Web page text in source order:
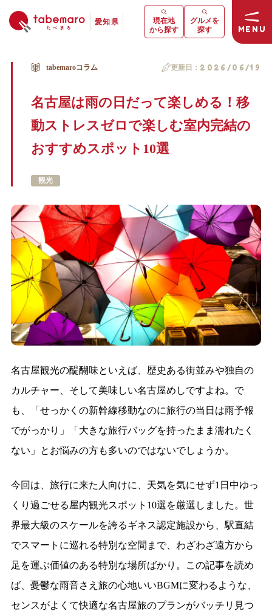
愛知県
MENU
現在地
から探す
グルメを
探す
tabemaroコラム 更新日： 2026/06/19
名古屋は雨の日だって楽しめる！移
動ストレスゼロで楽しむ室内完結の
おすすめスポット10選
観光
名古屋観光の醍醐味といえば、歴史ある街並みや独自の
カルチャー、そして美味しい名古屋めしですよね。で
も、「せっかくの新幹線移動なのに旅行の当日は雨予報
でがっかり」「大きな旅行バッグを持ったまま濡れたく
ない」とお悩みの方も多いのではないでしょうか。
今回は、旅行に来た人向けに、天気を気にせず1日中ゆっ
くり過ごせる屋内観光スポット10選を厳選しました。世
界最大級のスケールを誇るギネス認定施設から、駅直結
でスマートに巡れる特別な空間まで、わざわざ遠方から
足を運ぶ価値のある特別な場所ばかり。この記事を読め
ば、憂鬱な雨音さえ旅の心地いいBGMに変わるような、
センスがよくて快適な名古屋旅のプランがバッチリ見つ